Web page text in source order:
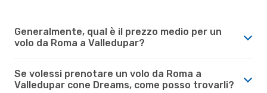
Generalmente, qual è il prezzo medio per un
volo da Roma a Valledupar?
Se volessi prenotare un volo da Roma a
Valledupar cone Dreams, come posso trovarli?